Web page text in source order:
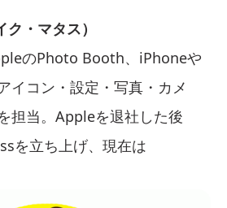
・マタス）
のPhoto Booth、iPhoneや
イコン・設定・写真・カメ
担当。Appleを退社した後
を立ち上げ、現在は